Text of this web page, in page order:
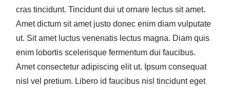
cras tincidunt. Tincidunt dui ut ornare lectus sit amet.
Amet dictum sit amet justo donec enim diam vulputate
ut. Sit amet luctus venenatis lectus magna. Diam quis
enim lobortis scelerisque fermentum dui faucibus.
Amet consectetur adipiscing elit ut. Ipsum consequat
nisl vel pretium. Libero id faucibus nisl tincidunt eget